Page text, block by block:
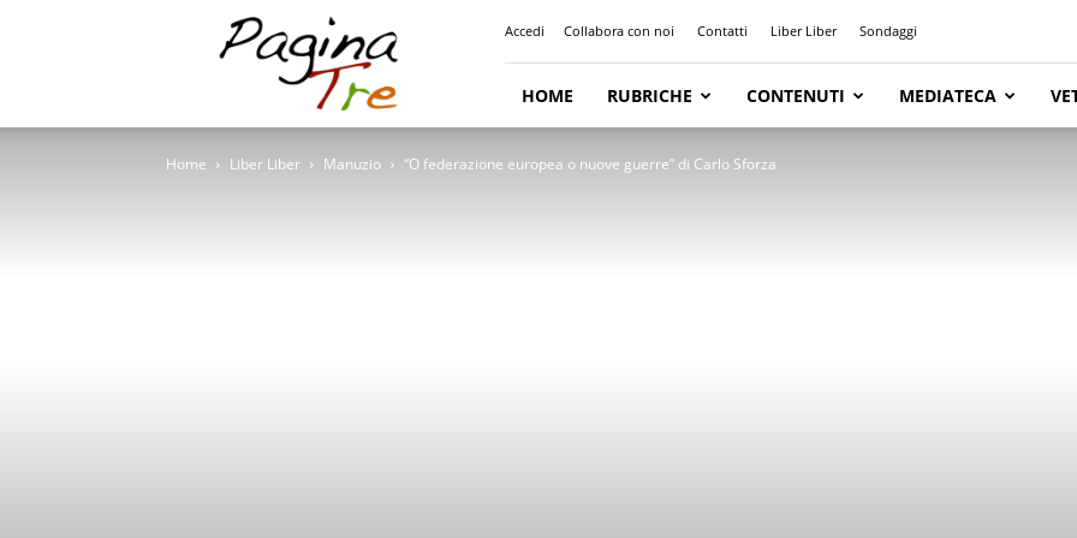
Accedi Collabora con noi Contatti Liber Liber Sondaggi
HOME RUBRICHE CONTENUTI MEDIATECA
Home Liber Liber Manuzio “O federazione europea o nuove guerre” di Carlo Sforza